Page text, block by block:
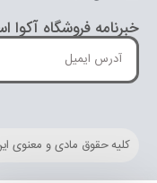
خبرنامه فروشگاه آکوا
کلیه حقوق مادی و معنوی